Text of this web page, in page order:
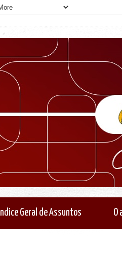
Índice Geral de Assuntos O